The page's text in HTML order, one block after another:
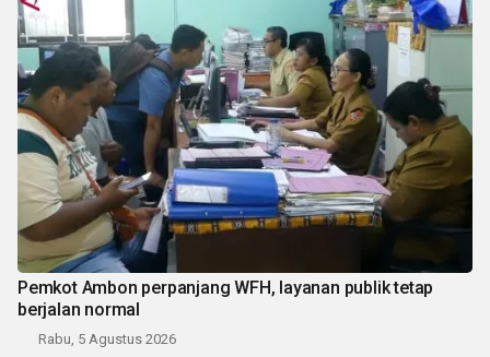
Pemkot Ambon perpanjang WFH, layanan publik tetap
berjalan normal
Rabu, 5 Agustus 2026